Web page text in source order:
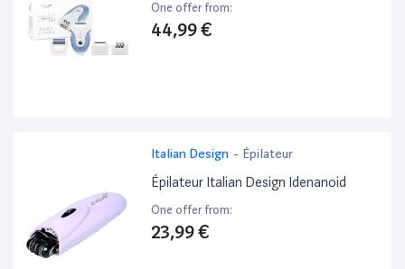
One offer from:
44,99 €
Italian Design - Épilateur
Épilateur Italian Design Idenanoid
One offer from:
23,99 €